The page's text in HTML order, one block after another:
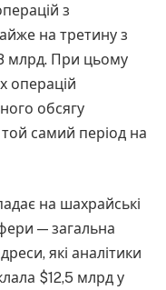
з
на третину з
млрд. При цьому
операцій
обсягу
самий період на
на шахрайські
— загальна
які аналітики
$12,5 млрд у